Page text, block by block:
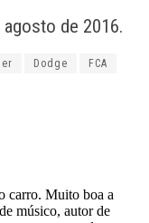
de 2016.
Dodge FCA